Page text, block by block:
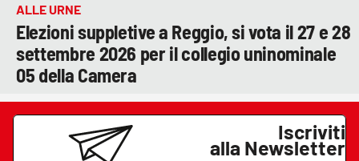
ALLE URNE
Elezioni suppletive a Reggio, si vota il 27 e 28
settembre 2026 per il collegio uninominale
05 della Camera
Iscriviti
alla Newsletter